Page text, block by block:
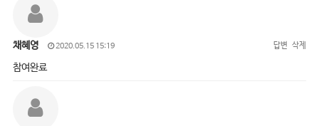
채혜영 2020.05.15 15:19 답변 삭제
참여완료